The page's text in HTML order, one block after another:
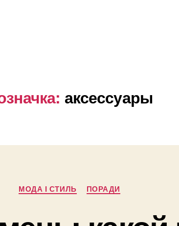
аксессуары
Категорії
МОДА І СТИЛЬ ПОРАДИ